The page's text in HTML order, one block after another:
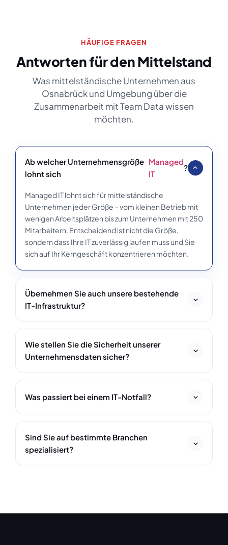
HÄUFIGE FRAGEN
Antworten für den Mittelstand
Was mittelständische Unternehmen aus
Osnabrück und Umgebung über die
Zusammenarbeit mit Team Data wissen
möchten.
Ab welcher Unternehmensgröße
lohnt sich
Managed
IT
?
Managed IT lohnt sich für mittelständische
Unternehmen jeder Größe – vom kleinen Betrieb mit
wenigen Arbeitsplätzen bis zum Unternehmen mit 250
Mitarbeitern. Entscheidend ist nicht die Größe,
sondern dass Ihre IT zuverlässig laufen muss und Sie
sich auf Ihr Kerngeschäft konzentrieren möchten.
Übernehmen Sie auch unsere bestehende
IT-Infrastruktur?
Ja. Wir übernehmen Ihre vorhandene Hard- und
optimieren sie Schritt für Schritt. Sie müssen nicht
alles neu anschaffen – wir arbeiten mit dem, was Sie
haben, und modernisieren gezielt dort, wo es sinnvoll
Wie stellen Sie die Sicherheit unserer
Unternehmensdaten sicher?
Wir schützen Ihre Daten mit mehrschichtigerIT-
Backups und Monitoring rund um die Uhr. Zusätzlich
beraten wir Sie zuNIS2und DSGVO, damit Sie auch
die gesetzlichen Anforderungen sicher erfüllen.
Was passiert bei einem IT-Notfall?
Bei einem Ausfall werden wir durch unser Monitoring
Sie erreichen unseren Helpdesk Mo–Fr von 8:00 bis
17:00 Uhr, und viele Probleme lösen wir direkt per
Fernwartung. Bei Bedarf sind wir vor Ort in Osnabrück
Sind Sie auf bestimmte Branchen
spezialisiert?